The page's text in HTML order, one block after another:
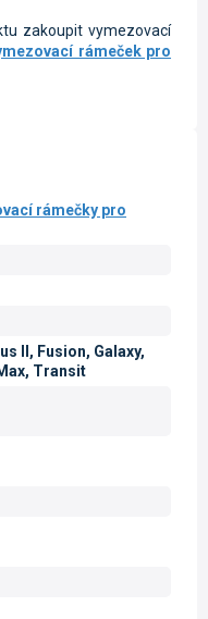
zakoupit vymezovací
rámeček pro
rámečky pro
II, Fusion, Galaxy,
Transit